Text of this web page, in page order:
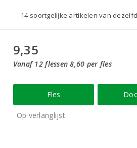
14 soortgelijke artikelen van
9,35
Vanaf 12 flessen 8,60 per fles
Fles
Op verlanglijst